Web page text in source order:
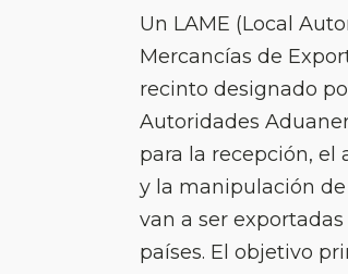
Un LAME (Local
Mercancías de
recinto designado
Autoridades
para la recepción,
y la manipulación
van a ser
países. El objetivo